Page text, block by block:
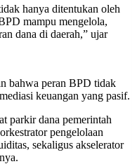
hanya ditentukan oleh
mampu mengelola,
dana di daerah,” ujar
bahwa peran BPD tidak
keuangan yang pasif.
parkir dana pemerintah
pengelolaan
sekaligus akselerator